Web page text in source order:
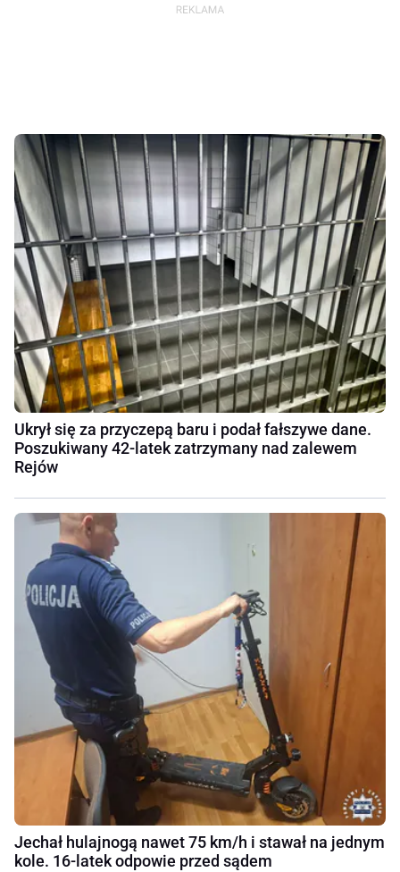
Ukrył się za przyczepą baru i podał fałszywe dane.
Poszukiwany 42-latek zatrzymany nad zalewem
Rejów
Jechał hulajnogą nawet 75 km/h i stawał na jednym
kole. 16-latek odpowie przed sądem